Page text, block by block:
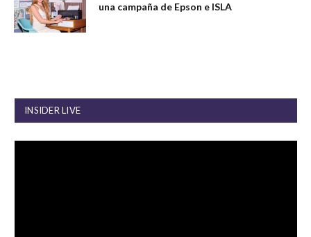
una campaña de Epson e ISLA
INSIDER LIVE